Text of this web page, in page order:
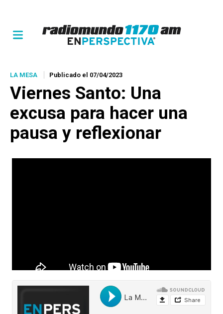
LA MESA Publicado el 07/04/2023
Viernes Santo: Una
excusa para hacer una
pausa y reflexionar